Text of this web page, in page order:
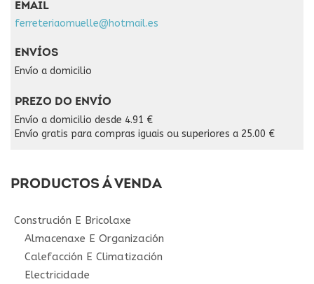
EMAIL
ferreteriaomuelle@hotmail.es
ENVÍOS
Envío a domicilio
PREZO DO ENVÍO
Envío a domicilio desde 4.91 €
Envío gratis para compras iguais ou superiores a 25.00 €
PRODUCTOS Á VENDA
Construción E Bricolaxe
Almacenaxe E Organización
Calefacción E Climatización
Electricidade